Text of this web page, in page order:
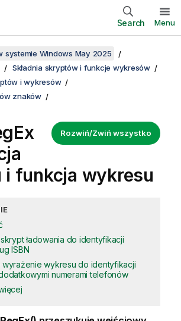
Search Menu
systemie Windows May 2025
Składnia skryptów i funkcje wykresów
i wykresów
znaków
Rozwiń/Zwiń wszystko
funkcja wykresu
ładowania do identyfikacji
ISBN
wyrażenie wykresu do identyfikacji
numerami telefonów